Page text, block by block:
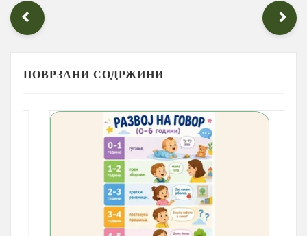
ПОВРЗАНИ СОДРЖИНИ